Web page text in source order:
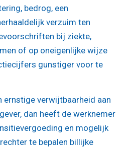
bedrog, een
verzuim ten
bij ziekte,
of op oneigenlijke wijze
gunstiger voor te
ernstige verwijtbaarheid aan
dan heeft de werknemer
en mogelijk
te bepalen billijke